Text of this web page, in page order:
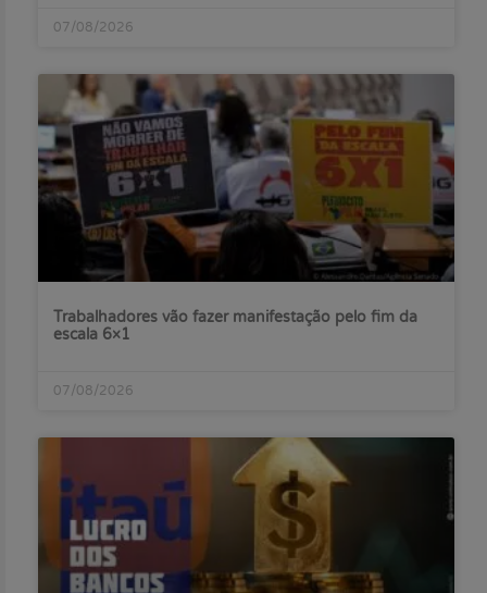
07/08/2026
Trabalhadores vão fazer manifestação pelo fim da
escala 6×1
07/08/2026